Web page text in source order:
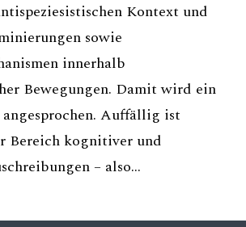
Kontext und
sowie
innerhalb
Bewegungen. Damit wird ein
Auffällig ist
Bereich kognitiver und
– also…